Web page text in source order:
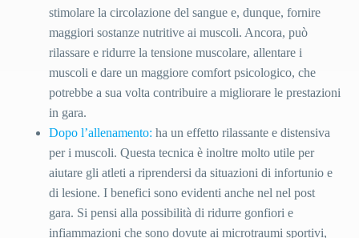
stimolare la circolazione del sangue e, dunque, fornire
maggiori sostanze nutritive ai muscoli. Ancora, può
rilassare e ridurre la tensione muscolare, allentare i
muscoli e dare un maggiore comfort psicologico, che
potrebbe a sua volta contribuire a migliorare le prestazioni
in gara.
Dopo l’allenamento: ha un effetto rilassante e distensiva
per i muscoli. Questa tecnica è inoltre molto utile per
aiutare gli atleti a riprendersi da situazioni di infortunio e
di lesione. I benefici sono evidenti anche nel nel post
gara. Si pensi alla possibilità di ridurre gonfiori e
infiammazioni che sono dovute ai microtraumi sportivi,